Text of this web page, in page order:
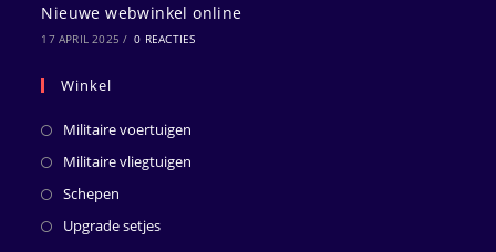
Nieuwe webwinkel online
17 APRIL 2025 / 0 REACTIES
Winkel
Militaire voertuigen
Militaire vliegtuigen
Schepen
Upgrade setjes